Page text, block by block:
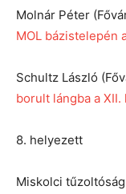
Molnár Péter
MOL bázistelepén
Schultz László
borult lángba a
8. helyezett
Miskolci